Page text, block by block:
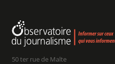
50 ter rue de Malte